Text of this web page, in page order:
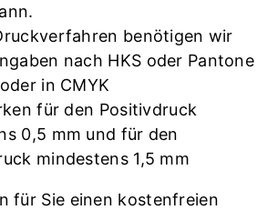
benötigen wir
nach HKS oder Pantone
in CMYK
für den Positivdruck
0,5 mm und für den
mindestens 1,5 mm
für Sie einen kostenfreien